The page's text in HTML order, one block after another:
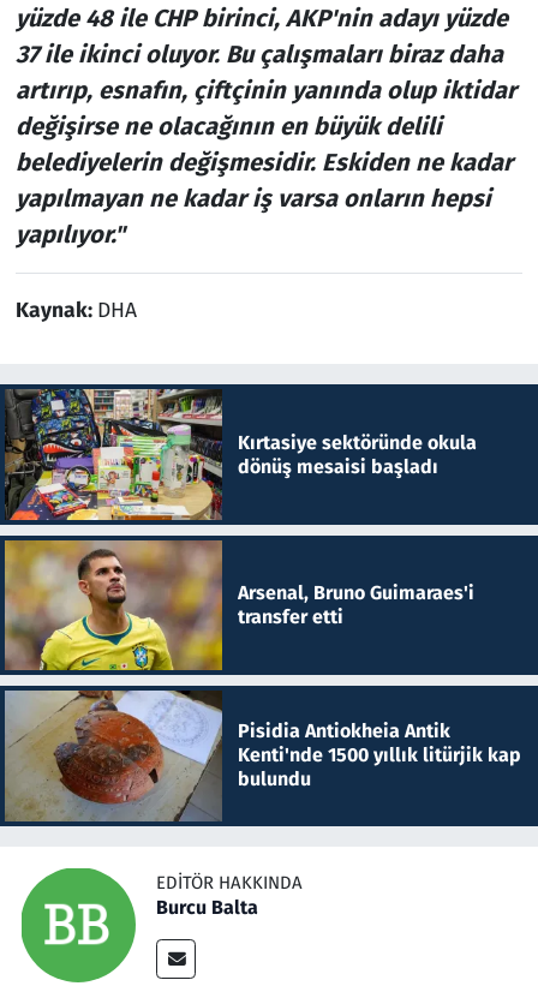
yüzde 48 ile CHP birinci, AKP'nin adayı yüzde
37 ile ikinci oluyor. Bu çalışmaları biraz daha
artırıp, esnafın, çiftçinin yanında olup iktidar
değişirse ne olacağının en büyük delili
belediyelerin değişmesidir. Eskiden ne kadar
yapılmayan ne kadar iş varsa onların hepsi
yapılıyor."
Kaynak: DHA
Kırtasiye sektöründe okula
dönüş mesaisi başladı
Arsenal, Bruno Guimaraes'i
transfer etti
Pisidia Antiokheia Antik
Kenti'nde 1500 yıllık litürjik kap
bulundu
EDITÖR HAKKINDA
Burcu Balta